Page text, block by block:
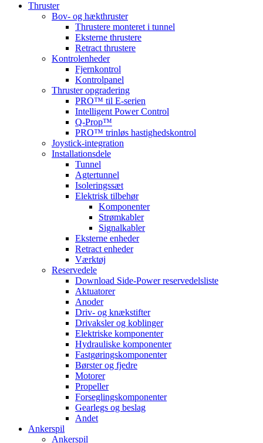
Thruster
Bov- og hækthruster
Thrustere monteret i tunnel
Eksterne thrustere
Retract thrustere
Kontrolenheder
Fjernkontrol
Kontrolpanel
Thruster opgradering
PRO™ til E-serien
Intelligent Power Control
Q-Prop™
PRO™ trinløs hastighedskontrol
Joystick-integration
Installationsdele
Tunnel
Agtertunnel
Isoleringssæt
Elektrisk tilbehør
Komponenter
Strømkabler
Signalkabler
Eksterne enheder
Retract enheder
Værktøj
Reservedele
Download Side-Power reservedelsliste
Aktuatorer
Anoder
Driv- og knækstifter
Drivaksler og koblinger
Elektriske komponenter
Hydrauliske komponenter
Fastgøringskomponenter
Børster og fjedre
Motorer
Propeller
Forseglingskomponenter
Gearlegs og beslag
Andet
Ankerspil
Ankerspil